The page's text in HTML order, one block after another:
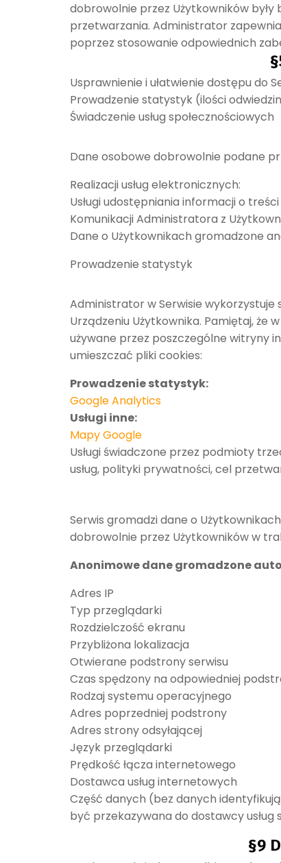
dobrowolnie przez Użytkowników
przetwarzania. Administrator
poprzez stosowanie odpowiednich
Usprawnienie i ułatwienie dostępu do
Prowadzenie statystyk (ilości
Świadczenie usług społecznościowych
Dane osobowe dobrowolnie podane
Realizacji usług elektronicznych:
Usługi udostępniania informacji o
Komunikacji Administratora z
Dane o Użytkownikach gromadzone
Prowadzenie statystyk
Administrator w Serwisie
Urządzeniu Użytkownika. Pamiętaj,
używane przez poszczególne witryny
umieszczać pliki cookies:
Prowadzenie statystyk:
Google Analytics
Usługi inne:
Mapy Google
Usługi świadczone przez podmioty
usług, polityki prywatności, cel
Serwis gromadzi dane o
dobrowolnie przez Użytkowników w
Anonimowe dane gromadzone
Adres IP
Typ przeglądarki
Rozdzielczość ekranu
Przybliżona lokalizacja
Otwierane podstrony serwisu
Czas spędzony na odpowiedniej
Rodzaj systemu operacyjnego
Adres poprzedniej podstrony
Adres strony odsyłającej
Język przeglądarki
Prędkość łącza internetowego
Dostawca usług internetowych
Część danych (bez danych
być przekazywana do dostawcy
§9